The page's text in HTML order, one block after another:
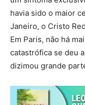
havia sido o maior
Janeiro, o Cristo
Em Paris, não há
catastrófica se deu
dizimou grande